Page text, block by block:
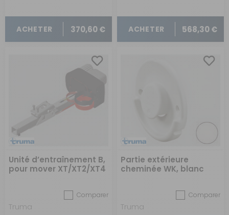
ACHETER 370,60 € ACHETER 568,30 €
Unité d’entraînement B,
pour mover XT/XT2/XT4
Comparer
Truma
Partie extérieure
cheminée WK, blanc
Comparer
Truma